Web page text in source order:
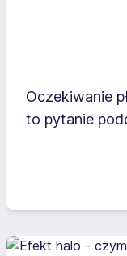
Oczekiwanie
to pytanie